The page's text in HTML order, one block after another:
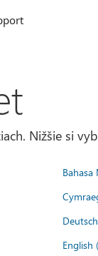
Nižšie si
Bahasa
English